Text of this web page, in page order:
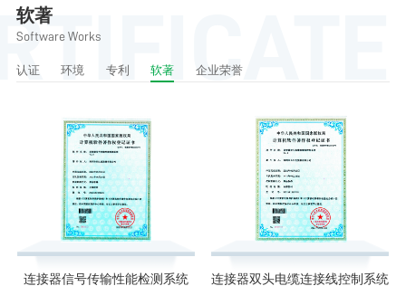
软著
Software Works
认证 环境 专利 软著 企业荣誉
连接器信号传输性能检测系统 连接器双头电缆连接线控制系统